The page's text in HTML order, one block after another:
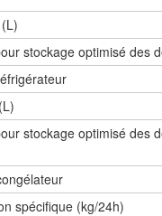
stockage optimisé des
stockage optimisé des
spécifique (kg/24h)